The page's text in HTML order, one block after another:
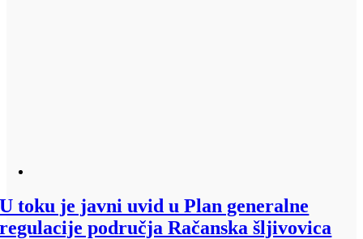
U toku je javni uvid u Plan generalne
regulacije područja Račanska šljivovica